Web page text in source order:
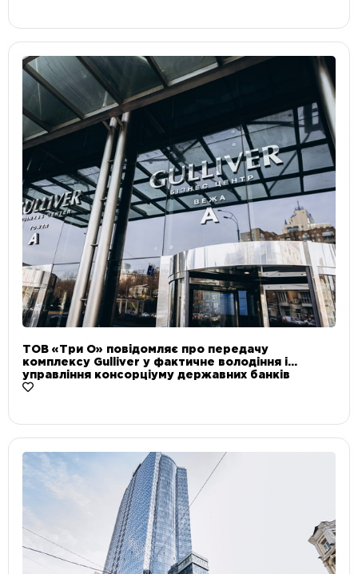
ТОВ «Три О» повідомляє про передачу
комплексу Gulliver у фактичне володіння і
управління консорціуму державних банків